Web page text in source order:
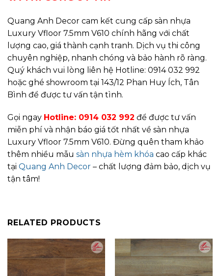
Quang Anh Decor cam kết cung cấp sàn nhựa
Luxury Vfloor 7.5mm V610 chính hãng với chất
lượng cao, giá thành cạnh tranh. Dịch vụ thi công
chuyên nghiệp, nhanh chóng và bảo hành rõ ràng.
Quý khách vui lòng liên hệ Hotline: 0914 032 992
hoặc ghé showroom tại 143/12 Phan Huy Ích, Tân
Bình để được tư vấn tận tình.
Gọi ngay Hotline: 0914 032 992 để được tư vấn
miễn phí và nhận báo giá tốt nhất về sàn nhựa
Luxury Vfloor 7.5mm V610. Đừng quên tham khảo
thêm nhiều mẫu sàn nhựa hèm khóa cao cấp khác
tại Quang Anh Decor – chất lượng đảm bảo, dịch vụ
tận tâm!
RELATED PRODUCTS